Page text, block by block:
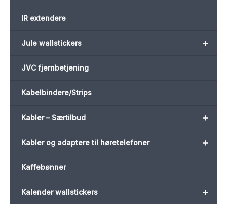
IR extendere
+
Jule wallstickers
JVC fjernbetjening
Kabelbindere/Strips
+
Kabler – Særtilbud
+
Kabler og adaptere til høretelefoner
Kaffebønner
+
Kalender wallstickers